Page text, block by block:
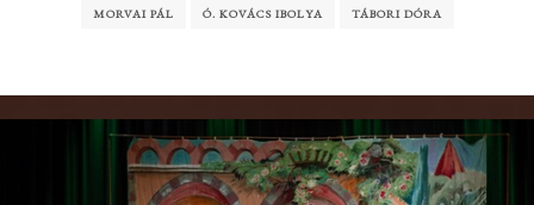
MORVAI PÁL Ó. KOVÁCS IBOLYA TÁBORI DÓRA